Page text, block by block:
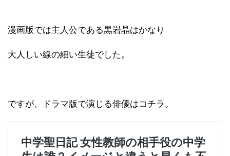
漫画版では主人公である黒岩晶はかなり
大人しい線の細い生徒でした。
ですが、ドラマ版で演じる俳優はコチラ。